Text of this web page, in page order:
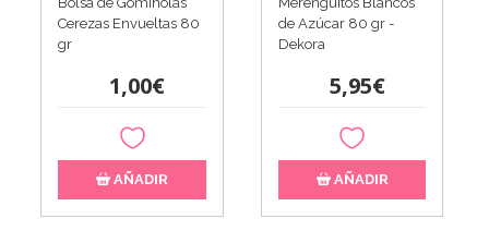
Cerezas Envueltas 80
gr
1,00€
AÑADIR
de Azúcar 80 gr -
Dekora
5,95€
AÑADIR